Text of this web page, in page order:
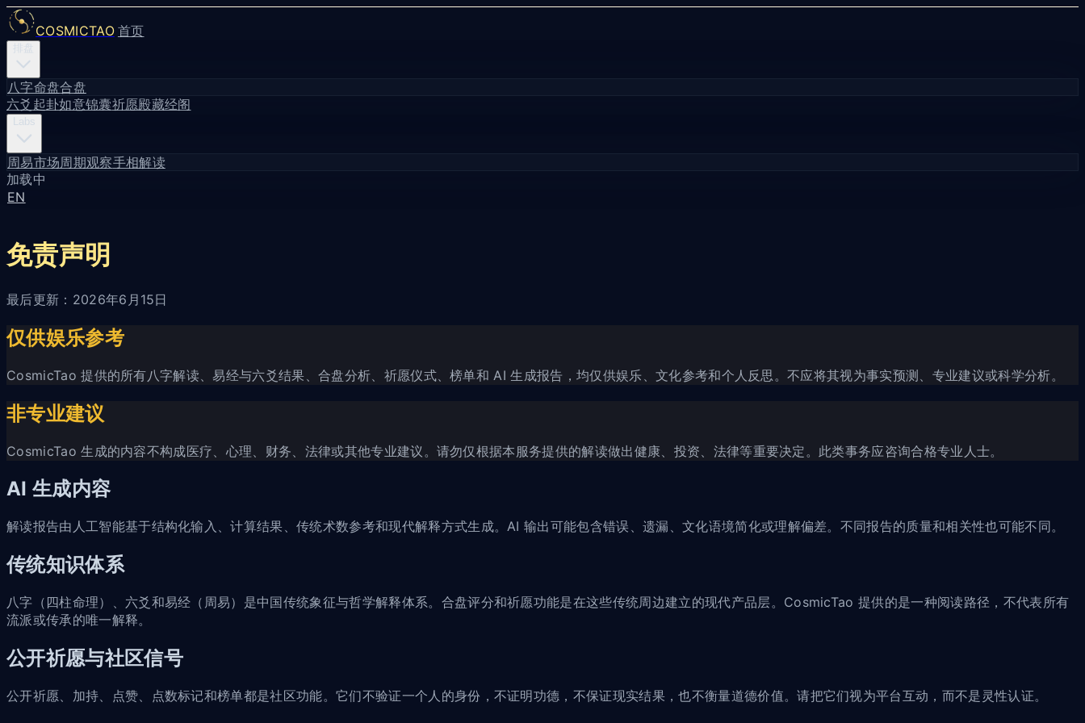
COSMICTAO 首页
排盘
八字命盘合盘
六爻起卦如意锦囊祈愿殿藏经阁
Labs
周易市场周期观察手相解读
加载中
EN
免责声明
最后更新：2026年6月15日
仅供娱乐参考
CosmicTao 提供的所有八字解读、易经与六爻结果、合盘分析、祈愿仪式、榜单和 AI 生成报告，均仅供娱乐、文化参考和个人反思。不应将其视为事实预测、专业建议或科学分析。
非专业建议
CosmicTao 生成的内容不构成医疗、心理、财务、法律或其他专业建议。请勿仅根据本服务提供的解读做出健康、投资、法律等重要决定。此类事务应咨询合格专业人士。
AI 生成内容
解读报告由人工智能基于结构化输入、计算结果、传统术数参考和现代解释方式生成。AI 输出可能包含错误、遗漏、文化语境简化或理解偏差。不同报告的质量和相关性也可能不同。
传统知识体系
八字（四柱命理）、六爻和易经（周易）是中国传统象征与哲学解释体系。合盘评分和祈愿功能是在这些传统周边建立的现代产品层。CosmicTao 提供的是一种阅读路径，不代表所有
流派或传承的唯一解释。
公开祈愿与社区信号
公开祈愿、加持、点赞、点数标记和榜单都是社区功能。它们不验证一个人的身份，不证明功德，不保证现实结果，也不衡量道德价值。请把它们视为平台互动，而不是灵性认证。